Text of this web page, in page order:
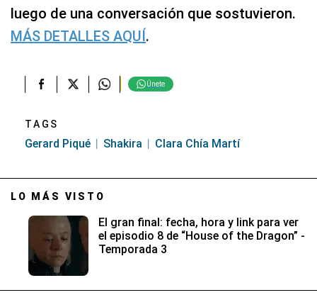
luego de una conversación que sostuvieron.
MÁS DETALLES AQUÍ.
Únete
TAGS
Gerard Piqué Shakira Clara Chía Martí
LO MÁS VISTO
El gran final: fecha, hora y link para ver
el episodio 8 de “House of the Dragon” -
Temporada 3